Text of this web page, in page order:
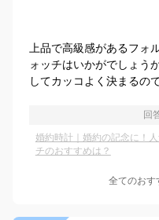
上品で高級感があるフォ
ォッチはいかがでしょう
してカッコよく決まるの
回
婚約時計｜婚約の記念に！
チのおすすめは？
全てのおす